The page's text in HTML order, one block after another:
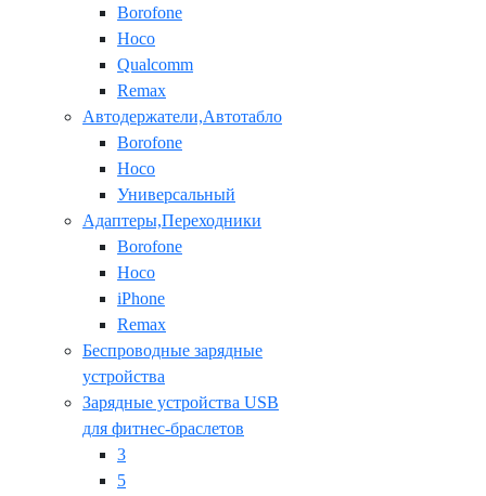
Borofone
Hoco
Qualcomm
Remax
Автодержатели,Автотабло
Borofone
Hoco
Универсальный
Адаптеры,Переходники
Borofone
Hoco
iPhone
Remax
Беспроводные зарядные
устройства
Зарядные устройства USB
для фитнес-браслетов
3
5